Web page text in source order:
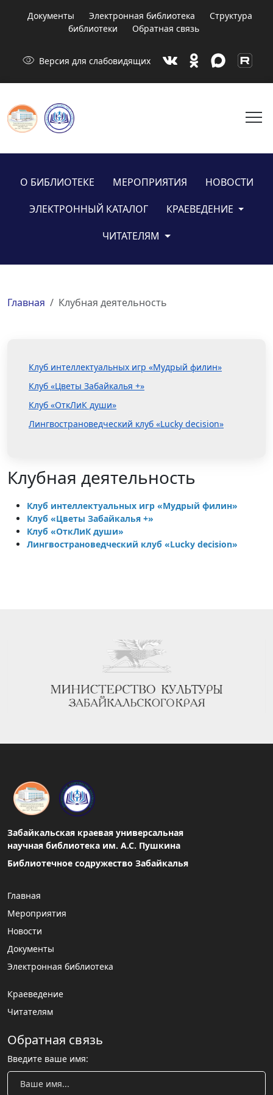
Документы Электронная библиотека
Структура
библиотеки
Обратная связь
visibility Версия для слабовидящих
menu
О БИБЛИОТЕКЕ МЕРОПРИЯТИЯ
НОВОСТИ
ЭЛЕКТРОННЫЙ КАТАЛОГ
КРАЕВЕДЕНИЕ
ЧИТАТЕЛЯМ
Главная Клубная деятельность
Клубная деятельность
Клуб интеллектуальных игр «Мудрый филин»
Клуб «Цветы Забайкалья +»
Клуб «ОткЛиК души»
Лингвострановедческий клуб «Lucky decision»
Клуб интеллектуальных игр «Мудрый филин»
Клуб «Цветы Забайкалья +»
Клуб «ОткЛиК души»
Лингвострановедческий клуб «Lucky decision»
Забайкальская краевая универсальная
научная библиотека им. А.С. Пушкина
Библиотечное содружество Забайкалья
Главная
Мероприятия
Новости
Документы
Электронная библиотека
Краеведение
Читателям
Обратная связь
Введите ваше имя: